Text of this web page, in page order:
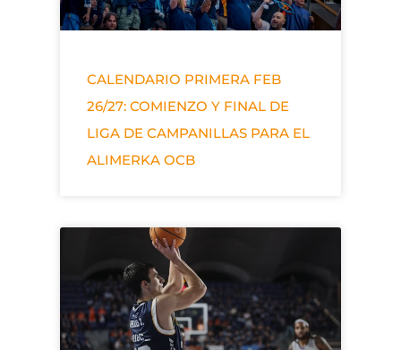
CALENDARIO PRIMERA FEB
26/27: COMIENZO Y FINAL DE
LIGA DE CAMPANILLAS PARA EL
ALIMERKA OCB